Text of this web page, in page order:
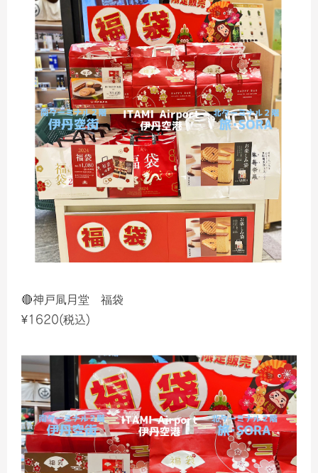
🔴神戸凬月堂 福袋
¥1620(税込)